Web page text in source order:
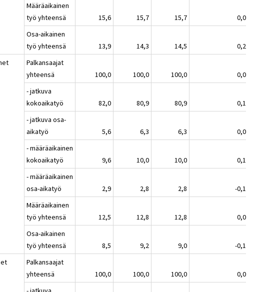
Määräaikainen
työ yhteensä
15,6 15,7 15,7
0,0
Osa-aikainen
työ yhteensä
13,9 14,3 14,5
0,2
Palkansaajat
yhteensä
100,0 100,0 100,0
0,0
- jatkuva
kokoaikatyö
82,0 80,9 80,9
0,1
- jatkuva osa-
aikatyö
5,6 6,3 6,3
0,0
- määräaikainen
kokoaikatyö
9,6 10,0 10,0
0,1
- määräaikainen
osa-aikatyö
2,9 2,8 2,8
-0,1
Määräaikainen
työ yhteensä
12,5 12,8 12,8
0,0
Osa-aikainen
työ yhteensä
8,5 9,2 9,0
-0,1
Palkansaajat
yhteensä
100,0 100,0 100,0
0,0